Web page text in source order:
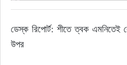
ইউরোপ
ডেস্ক রিপোর্ট: শীতে ত্বক এমনিতেই
উপর